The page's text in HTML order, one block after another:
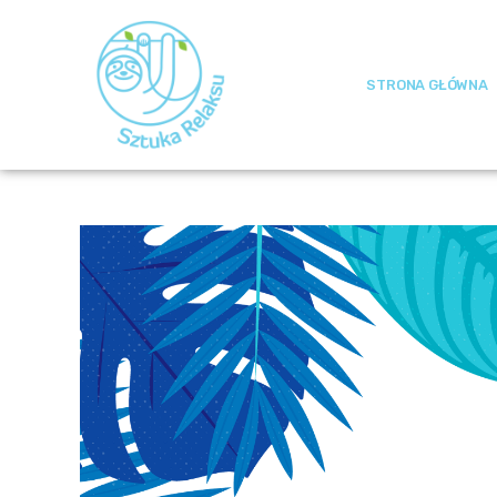
STRONA GŁÓWNA